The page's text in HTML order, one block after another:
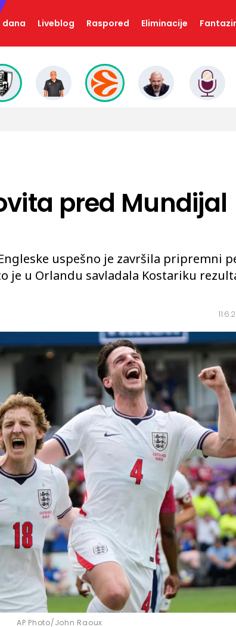
dana Liveblog Raspored Eliminacije
pred Mundijal
uspešno je završila pripremni
je u Orlandu savladala Kostariku
AP Photo/John Raoux